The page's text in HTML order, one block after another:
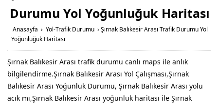
Durumu Yol Yoğunluğuk Haritası
Anasayfa › Yol-Trafik Durumu › Şırnak Balıkesir Arası Trafik Durumu Yol
Yoğunluğuk Haritası
Şırnak Balıkesir Arası trafik durumu canlı maps ile anlık
bilgilendirme.Şırnak Balıkesir Arası Yol Çalışması,Şırnak
Balıkesir Arası Yoğunluk Durumu, Şırnak Balıkesir Arası yolu
acık mı,Şırnak Balıkesir Arası yoğunluk haritası ile Şırnak